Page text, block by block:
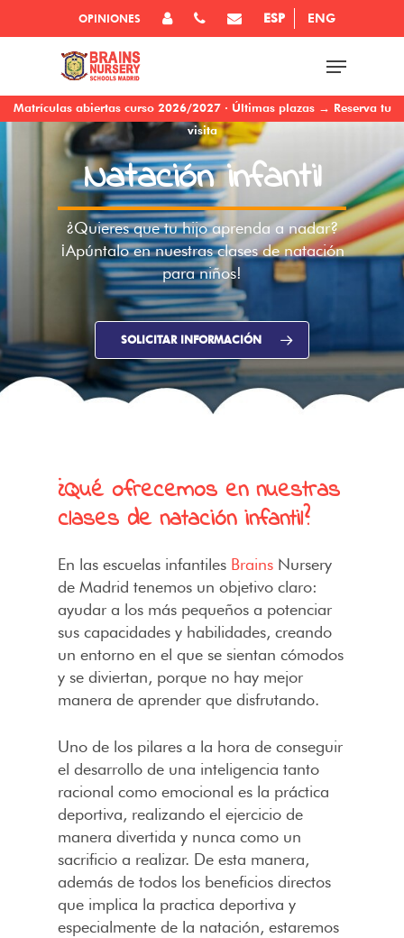
Matrículas abiertas curso 2026/2027 · Últimas plazas → Reserva tu
visita
OPINIONES ESP ENG
Natación infantil
¿Quieres que tu hijo aprenda a nadar?
¡Apúntalo en nuestras clases de natación
para niños!
SOLICITAR INFORMACIÓN
¿Qué ofrecemos en nuestras
clases de natación infantil?
En las escuelas infantiles Brains Nursery
de Madrid tenemos un objetivo claro:
ayudar a los más pequeños a potenciar
sus capacidades y habilidades, creando
un entorno en el que se sientan cómodos
y se diviertan, porque no hay mejor
manera de aprender que disfrutando.
Uno de los pilares a la hora de conseguir
el desarrollo de una inteligencia tanto
racional como emocional es la práctica
deportiva, realizando el ejercicio de
manera divertida y nunca como un
sacrificio a realizar. De esta manera,
además de todos los beneficios directos
que implica la practica deportiva y
especialmente de la natación, estaremos